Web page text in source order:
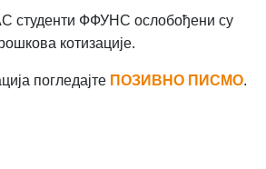
студенти ФФУНС ослобођени су
котизације.
погледајте ПОЗИВНО ПИСМО.